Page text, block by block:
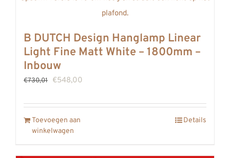
B DUTCH Design Hanglamp Linear
Light Fine Matt White – 1800mm –
Inbouw
€730,01
Oorspronkelijke
was:
€730,01.
€548,00
is:
Toevoegen aan
winkelwagen
Details